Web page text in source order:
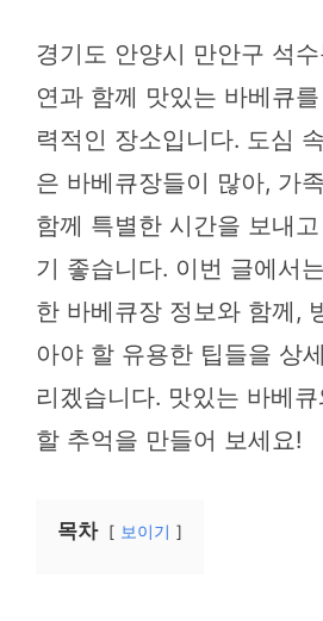
경기도 안양시 만안구 석
연과 함께 맛있는 바베큐
력적인 장소입니다. 도심
은 바베큐장들이 많아, 가
함께 특별한 시간을 보내
기 좋습니다. 이번 글에서
한 바베큐장 정보와 함께,
아야 할 유용한 팁들을 상
리겠습니다. 맛있는 바베
할 추억을 만들어 보세요!
목차 보이기